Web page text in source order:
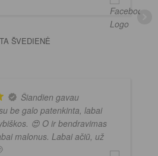
ŠVEDIENĖ
Šiandien gavau
be galo patenkinta, labai
😍 O ir bendravimas
malonus. Labai ačiū, už